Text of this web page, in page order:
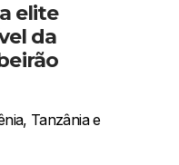
elite
da
Tanzânia e